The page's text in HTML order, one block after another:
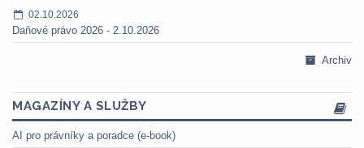
02.10.2026
Daňové právo 2026 - 2.10.2026
Archiv
MAGAZÍNY A SLUŽBY
AI pro právníky a poradce (e-book)